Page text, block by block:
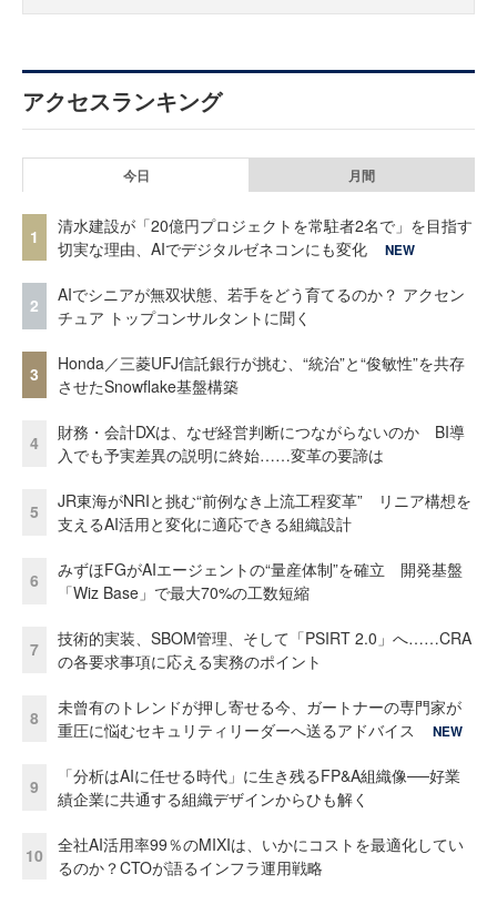
アクセスランキング
今日 月間
1
清水建設が「20億円プロジェクトを常駐者2名で」を目指す
切実な理由、AIでデジタルゼネコンにも変化
NEW
2
AIでシニアが無双状態、若手をどう育てるのか？ アクセン
チュア トップコンサルタントに聞く
3
Honda／三菱UFJ信託銀行が挑む、“統治”と“俊敏性”を共存
させたSnowflake基盤構築
4
財務・会計DXは、なぜ経営判断につながらないのか BI導
入でも予実差異の説明に終始……変革の要諦は
5
JR東海がNRIと挑む“前例なき上流工程変革” リニア構想を
支えるAI活用と変化に適応できる組織設計
6
みずほFGがAIエージェントの“量産体制”を確立 開発基盤
「Wiz Base」で最大70%の工数短縮
7
技術的実装、SBOM管理、そして「PSIRT 2.0」へ……CRA
の各要求事項に応える実務のポイント
8
未曾有のトレンドが押し寄せる今、ガートナーの専門家が
重圧に悩むセキュリティリーダーへ送るアドバイス
NEW
9
「分析はAIに任せる時代」に生き残るFP&A組織像──好業
績企業に共通する組織デザインからひも解く
10
全社AI活用率99％のMIXIは、いかにコストを最適化してい
るのか？CTOが語るインフラ運用戦略